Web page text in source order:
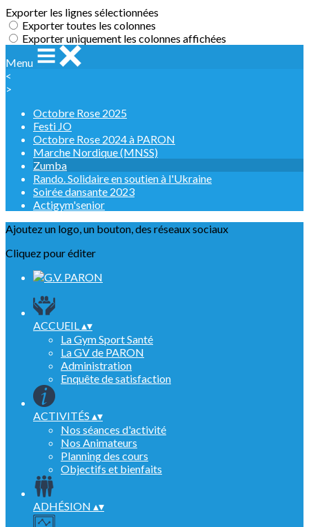
Exporter les lignes sélectionnées
Exporter toutes les colonnes
Exporter uniquement les colonnes affichées
Menu
<
>
Octobre Rose 2025
Festi JO
Octobre Rose 2024 à PARON
Marche Nordique (MNSS)
Zumba
Rando. Solidaire en soutien à l'Ukraine
Soirée dansante 2023
Actigym'senior
Ajoutez un logo, un bouton, des réseaux sociaux
Cliquez pour éditer
ACCUEIL▴▾
La Gym Sport Santé
La GV de PARON
Administration
Enquête de satisfaction
ACTIVITÉS ▴▾
Nos séances d'activité
Nos Animateurs
Planning des cours
Objectifs et bienfaits
ADHÉSION ▴▾